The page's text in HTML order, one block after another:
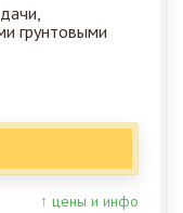
грунтовыми
↑ цены и инфо